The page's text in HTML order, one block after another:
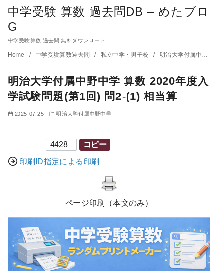
中学受験 算数 過去問DB – めたブロ
G
中学受験算数 過去問 無料ダウンロード
Home 中学受験算数過去問 私立中学・男子校 明治大学付属中野中学
明治大学付属中野中学 算数 2020年度入
学試験問題(第1回) 問2-(1) 相当算
2025-07-25 明治大学付属中野中学
コピー
印刷ID指定による印刷
ページ印刷（本文のみ）